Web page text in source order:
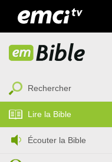
Rechercher
Lire la Bible
Écouter la Bible